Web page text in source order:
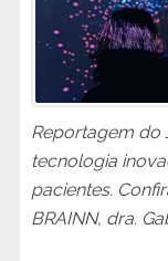
Reportagem do
tecnologia
pacientes.
BRAINN, dra.